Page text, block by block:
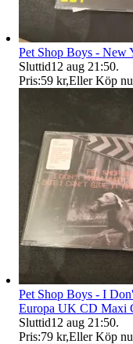
Pet Shop Boys -
Sluttid12 aug 21:50.
Pris:59 kr,Eller Köp nu
Pet Shop Boys - I
Europa UK CD Maxi
Sluttid12 aug 21:50.
Pris:79 kr,Eller Köp nu